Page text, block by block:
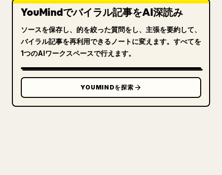
YouMindでバイラル記事をAI深読み
ソースを保存し、的を絞った質問をし、主張を要約して、
バイラル記事を再利用できるノートに変えます。すべてを
1つのAIワークスペースで行えます。
YOUMINDを探索